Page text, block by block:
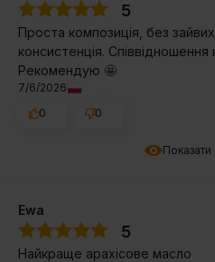
Показати
5
Проста композиція, без
консистенція. Співвідношення
Рекомендую 🤩
7/6/2026
0
0
Ewa
5
Найкраще арахісове масло